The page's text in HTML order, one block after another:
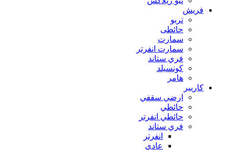
فريش
تربو
حائطى
سمارت
سمارت انفرتر
فري ستاند
كونسيلد
هامر
كاريير
ارضي سقفي
حائطي
حائطي انفرتر
فري ستاند
انفرتر
عادي